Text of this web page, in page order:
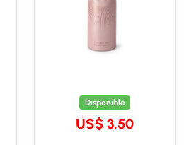
Disponible
US$ 3.50